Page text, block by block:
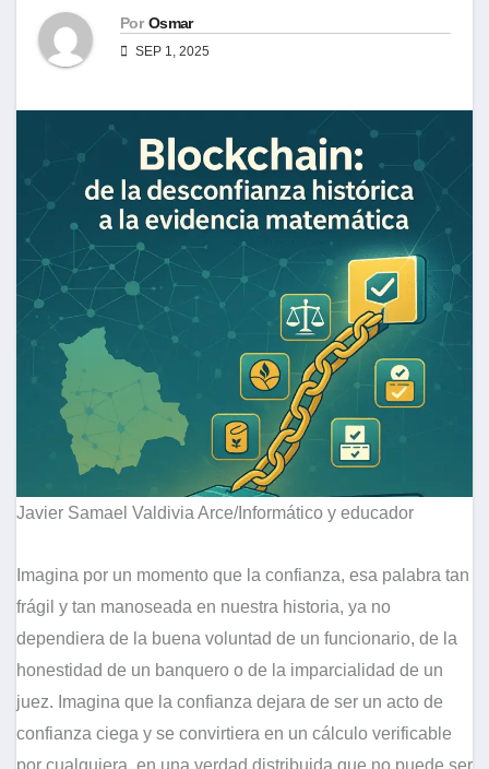
Por Osmar
SEP 1, 2025
Javier Samael Valdivia Arce/Informático y educador
Imagina por un momento que la confianza, esa palabra tan
frágil y tan manoseada en nuestra historia, ya no
dependiera de la buena voluntad de un funcionario, de la
honestidad de un banquero o de la imparcialidad de un
juez. Imagina que la confianza dejara de ser un acto de
confianza ciega y se convirtiera en un cálculo verificable